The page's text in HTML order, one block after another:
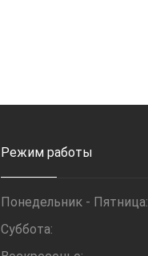
Режим работы
Понедельник - Пятница:
Суббота: